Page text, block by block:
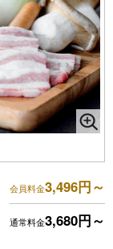
会員料金3,496円～
通常料金3,680円～